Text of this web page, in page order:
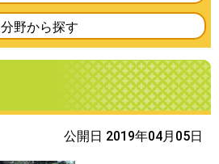
分野から探す
公開日 2019年04月05日